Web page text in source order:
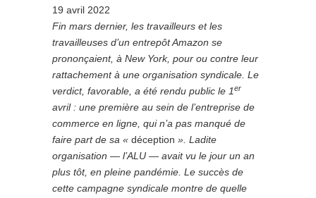
19 avril 2022
Fin mars dernier, les travailleurs et les
travailleuses d’un entrepôt Amazon se
prononçaient, à New York, pour ou contre leur
rattachement à une organisation syndicale. Le
verdict, favorable, a été rendu public le 1er
avril : une première au sein de l’entreprise de
commerce en ligne, qui n’a pas manqué de
faire part de sa « déception ». Ladite
organisation — l’ALU — avait vu le jour un an
plus tôt, en pleine pandémie. Le succès de
cette campagne syndicale montre de quelle